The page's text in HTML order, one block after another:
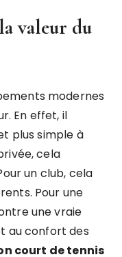
valeur du
modernes
En effet, il
plus simple à
cela
un club, cela
Pour une
une vraie
au confort des
court de tennis